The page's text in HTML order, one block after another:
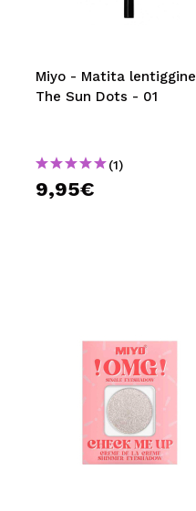
Miyo - Matita lentiggine
The Sun Dots - 01
(1)
9,95€